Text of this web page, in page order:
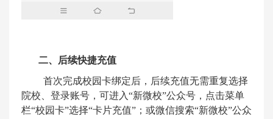
二、后续快捷充值
首次完成校园卡绑定后，后续充值无需重复选择
院校、登录账号，可进入“新微校”公众号，点击菜单
栏“校园卡”选择“卡片充值”；或微信搜索“新微校”公众